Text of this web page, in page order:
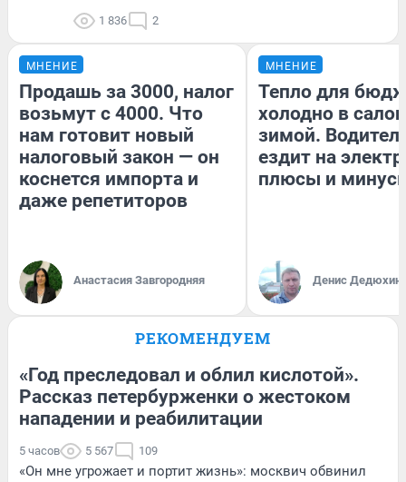
1 836 2
МНЕНИЕ
Продашь за 3000, налог
возьмут с 4000. Что
нам готовит новый
налоговый закон — он
коснется импорта и
даже репетиторов
Анастасия Завгородняя
МНЕНИЕ
Тепло для
холодно в
зимой.
ездит на
плюсы и
Денис Дедюхин
РЕКОМЕНДУЕМ
«Год преследовал и облил кислотой».
Рассказ петербурженки о жестоком
нападении и реабилитации
5 часов 5 567 109
«Он мне угрожает и портит жизнь»: москвич обвинил